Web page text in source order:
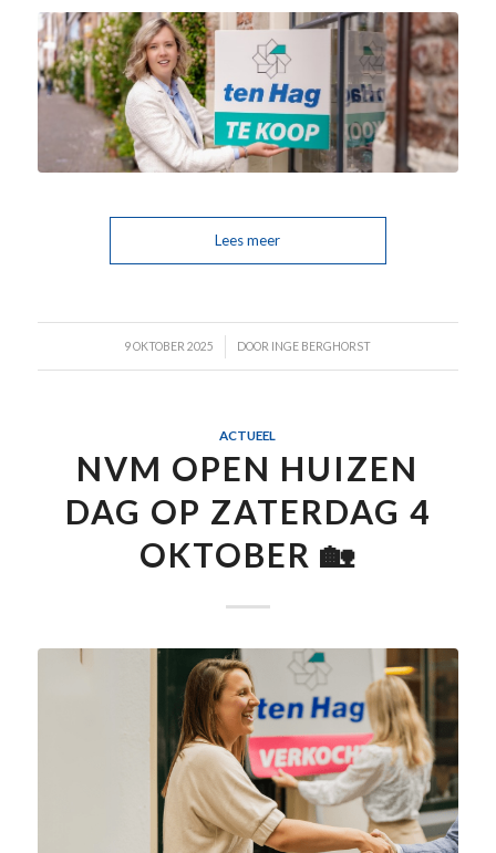
Lees meer
9 OKTOBER 2025
/ DOOR INGE BERGHORST
ACTUEEL
NVM OPEN HUIZEN
DAG OP ZATERDAG 4
OKTOBER 🏡